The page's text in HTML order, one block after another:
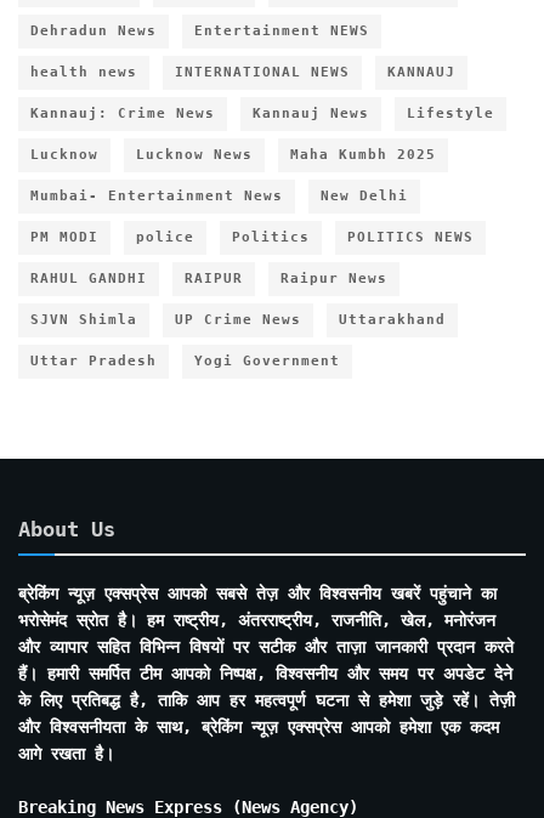
Dehradun News Entertainment NEWS
health news INTERNATIONAL NEWS KANNAUJ
Kannauj: Crime News Kannauj News Lifestyle
Lucknow Lucknow News Maha Kumbh 2025
Mumbai- Entertainment News New Delhi
PM MODI police Politics POLITICS NEWS
RAHUL GANDHI RAIPUR Raipur News
SJVN Shimla UP Crime News Uttarakhand
Uttar Pradesh Yogi Government
About Us
ब्रेकिंग न्यूज़ एक्सप्रेस आपको सबसे तेज़ और विश्वसनीय खबरें पहुंचाने का
भरोसेमंद स्रोत है। हम राष्ट्रीय, अंतरराष्ट्रीय, राजनीति, खेल, मनोरंजन
और व्यापार सहित विभिन्न विषयों पर सटीक और ताज़ा जानकारी प्रदान करते
हैं। हमारी समर्पित टीम आपको निष्पक्ष, विश्वसनीय और समय पर अपडेट देने
के लिए प्रतिबद्ध है, ताकि आप हर महत्वपूर्ण घटना से हमेशा जुड़े रहें। तेज़ी
और विश्वसनीयता के साथ, ब्रेकिंग न्यूज़ एक्सप्रेस आपको हमेशा एक कदम
आगे रखता है।
Breaking News Express (News Agency)